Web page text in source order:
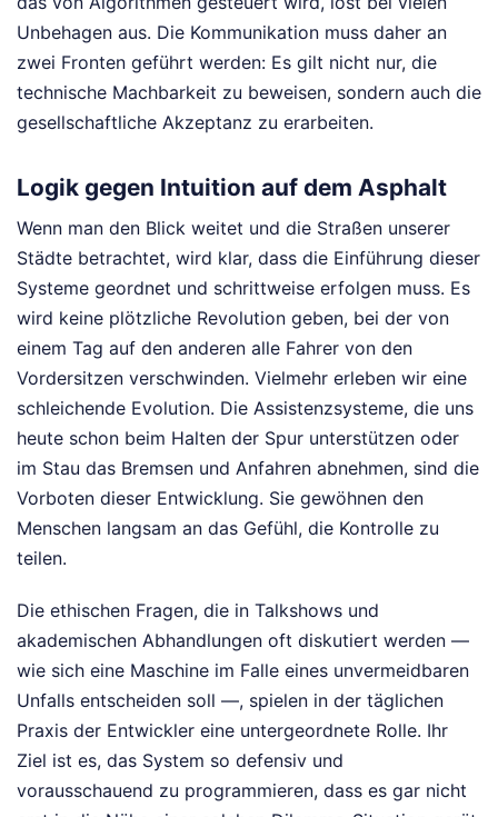
Unbehagen aus. Die Kommunikation muss daher an
zwei Fronten geführt werden: Es gilt nicht nur, die
technische Machbarkeit zu beweisen, sondern auch die
gesellschaftliche Akzeptanz zu erarbeiten.
Logik gegen Intuition auf dem Asphalt
Wenn man den Blick weitet und die Straßen unserer
Städte betrachtet, wird klar, dass die Einführung dieser
Systeme geordnet und schrittweise erfolgen muss. Es
wird keine plötzliche Revolution geben, bei der von
einem Tag auf den anderen alle Fahrer von den
Vordersitzen verschwinden. Vielmehr erleben wir eine
schleichende Evolution. Die Assistenzsysteme, die uns
heute schon beim Halten der Spur unterstützen oder
im Stau das Bremsen und Anfahren abnehmen, sind die
Vorboten dieser Entwicklung. Sie gewöhnen den
Menschen langsam an das Gefühl, die Kontrolle zu
teilen.
Die ethischen Fragen, die in Talkshows und
akademischen Abhandlungen oft diskutiert werden —
wie sich eine Maschine im Falle eines unvermeidbaren
Unfalls entscheiden soll —, spielen in der täglichen
Praxis der Entwickler eine untergeordnete Rolle. Ihr
Ziel ist es, das System so defensiv und
vorausschauend zu programmieren, dass es gar nicht